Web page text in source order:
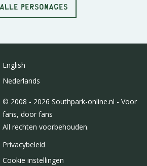
ALLE PERSONAGES
English
Nederlands
© 2008 - 2026 Southpark-online.nl - Voor
fans, door fans
All rechten voorbehouden.
Privacybeleid
Cookie instellingen